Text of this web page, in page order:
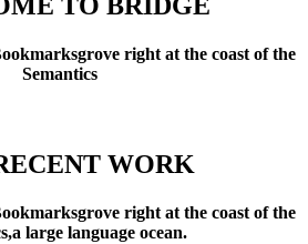
right at the coast of the
Semantics
WORK
right at the coast of the
large language ocean.